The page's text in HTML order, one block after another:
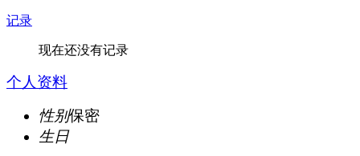
记录
现在还没有记录
个人资料
性别保密
生日